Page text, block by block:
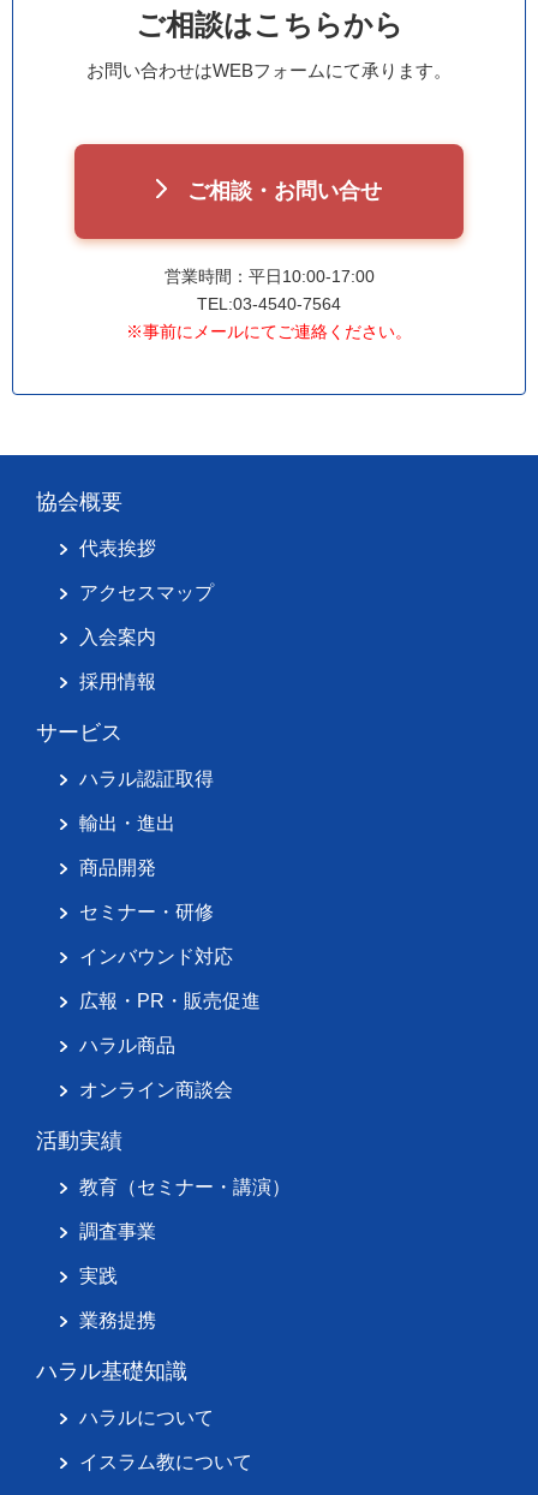
ご相談はこちらから
お問い合わせはWEBフォームにて承ります。
ご相談・お問い合せ
営業時間：平日10:00-17:00
TEL:03-4540-7564
※事前にメールにてご連絡ください。
協会概要
代表挨拶
アクセスマップ
入会案内
採用情報
サービス
ハラル認証取得
輸出・進出
商品開発
セミナー・研修
インバウンド対応
広報・PR・販売促進
ハラル商品
オンライン商談会
活動実績
教育（セミナー・講演）
調査事業
実践
業務提携
ハラル基礎知識
ハラルについて
イスラム教について